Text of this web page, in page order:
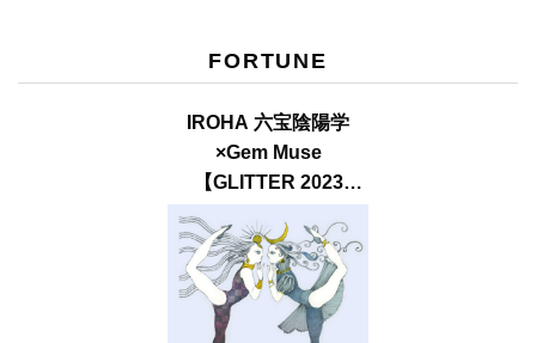
FORTUNE
IROHA 六宝陰陽学
×Gem Muse
【GLITTER 2023
SUMMER issue】